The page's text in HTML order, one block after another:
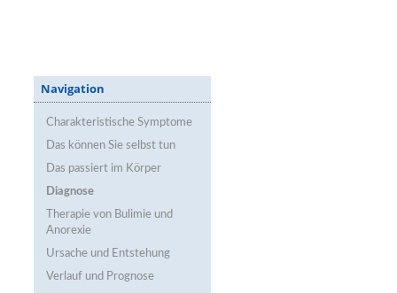
Navigation
Charakteristische Symptome
Das können Sie selbst tun
Das passiert im Körper
Diagnose
Therapie von Bulimie und
Anorexie
Ursache und Entstehung
Verlauf und Prognose